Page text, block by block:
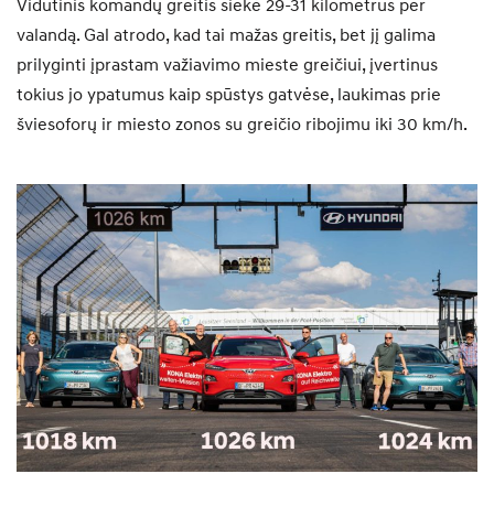
Vidutinis komandų greitis siekė 29-31 kilometrus per
valandą. Gal atrodo, kad tai mažas greitis, bet jį galima
prilyginti įprastam važiavimo mieste greičiui, įvertinus
tokius jo ypatumus kaip spūstys gatvėse, laukimas prie
šviesoforų ir miesto zonos su greičio ribojimu iki 30 km/h.